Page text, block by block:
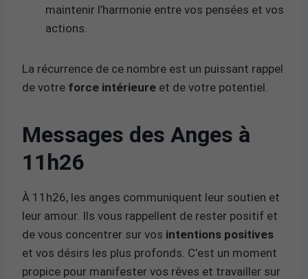
maintenir l’harmonie entre vos pensées et vos
actions.
La récurrence de ce nombre est un puissant rappel
de votre force intérieure et de votre potentiel.
Messages des Anges à
11h26
À 11h26, les anges communiquent leur soutien et
leur amour. Ils vous rappellent de rester positif et
de vous concentrer sur vos intentions positives
et vos désirs les plus profonds. C’est un moment
propice pour manifester vos rêves et travailler sur